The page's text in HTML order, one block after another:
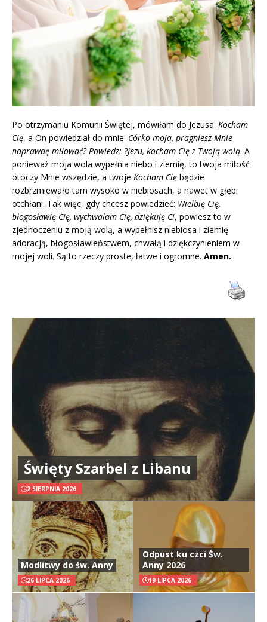
Po otrzymaniu Komunii Świętej, mówiłam do Jezusa: Kocham
Cię, a On powiedział do mnie: Córko moja, pragniesz Mnie
naprawdę miłować? Powiedz: ?Jezu, kocham Cię z Twoją wolą. A
ponieważ moja wola wypełnia niebo i ziemię, to twoja miłość
otoczy Mnie wszędzie, a twoje Kocham Cię będzie
rozbrzmiewało tam wysoko w niebiosach, a nawet w głębi
otchłani. Tak więc, gdy chcesz powiedzieć: Wielbię Cię,
błogosławię Cię, wychwalam Cię, dziękuję Ci, powiesz to w
zjednoczeniu z moją wolą, a wypełnisz niebiosa i ziemię
adoracją, błogosławieństwem, chwałą i dziękczynieniem w
mojej woli. Są to rzeczy proste, łatwe i ogromne. Amen.
Święty Szarbel z Libanu
2 SIERPNIA 2026
Modlitwy do św. Anny
26 LIPCA 2026
Odpust ku czci Św.
Anny 2026
19 LIPCA 2026